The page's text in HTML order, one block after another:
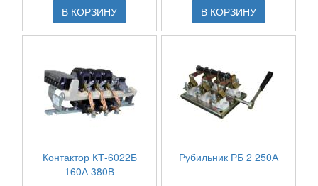
В КОРЗИНУ В КОРЗИНУ
Контактор КТ-6022Б
160А 380В
Рубильник РБ 2 250А